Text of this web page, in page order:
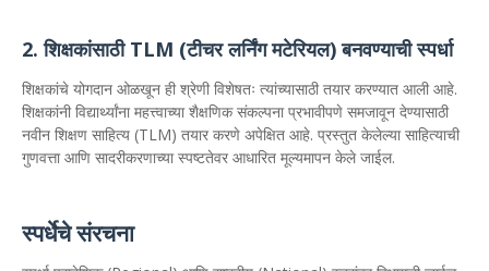
2. शिक्षकांसाठी TLM (टीचर लर्निंग मटेरियल) बनवण्याची स्पर्धा
शिक्षकांचे योगदान ओळखून ही श्रेणी विशेषतः त्यांच्यासाठी तयार करण्यात आली आहे.
शिक्षकांनी विद्यार्थ्यांना महत्त्वाच्या शैक्षणिक संकल्पना प्रभावीपणे समजावून देण्यासाठी
नवीन शिक्षण साहित्य (TLM) तयार करणे अपेक्षित आहे. प्रस्तुत केलेल्या साहित्याची
गुणवत्ता आणि सादरीकरणाच्या स्पष्टतेवर आधारित मूल्यमापन केले जाईल.
स्पर्धेचे संरचना